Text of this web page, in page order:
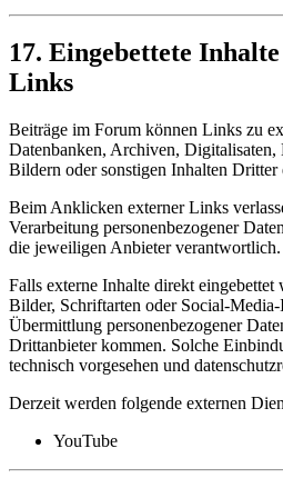
17. Eingebettete
Links
Beiträge im Forum können Links zu
Datenbanken, Archiven,
Bildern oder sonstigen Inhalten Dritter
Beim Anklicken externer Links
Verarbeitung personenbezogener
die jeweiligen Anbieter verantwortlich.
Falls externe Inhalte direkt
Bilder, Schriftarten oder Social-
Übermittlung personenbezogener
Drittanbieter kommen. Solche
technisch vorgesehen und
Derzeit werden folgende externen
YouTube